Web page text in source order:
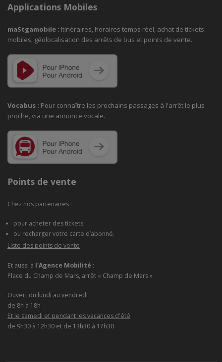
Applications Mobiles
maStgamobile : Itinéraires, horaires temps réel, achat de tickets
mobiles, géolocalisation des arrêts de bus et points de vente.
Vocabus : Pour connaître les prochains passages à l'arrêt le plus
proche, via une annonce vocale.
Points de vente
Chez nos partenaires :
pour acheter des tickets
ou recharger votre carte d’abonné.
Liste des points de vente
Et aussi à l'Agence Mobilité :
Place du Champ de Mars, arrêt « Champ de Mars »
Ouvert du lundi au vendredi
de 8h à 18h
Et le samedi et pendant les vacances d'été
de 9h30 à 12h30 et de 13h30 à 17h30